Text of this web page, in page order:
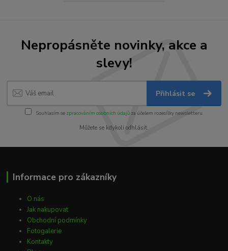
Nepropásněte novinky, akce a
slevy!
Přihlásit se
Souhlasím se zpracováním osobních údajůza účelem rozesílky newsletteru.
Můžete se kdykoli odhlásit.
Informace pro zákazníky
O nás
Jak nakupovat
Obchodní podmínky
Fotogalerie
Kontakty